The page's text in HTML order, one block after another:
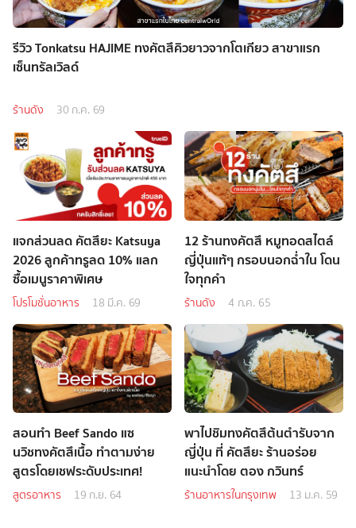
รีวิว Tonkatsu HAJIME ทงคัตสึคิวยาวจากโตเกียว สาขาแรก
เซ็นทรัลเวิลด์
ร้านดัง 30 ก.ค. 69
แจกส่วนลด คัตสึยะ Katsuya
2026 ลูกค้าทรูลด 10% แลก
ซื้อเมนูราคาพิเศษ
โปรโมชั่นอาหาร 18 มี.ค. 69
12 ร้านทงคัตสึ หมูทอดสไตล์
ญี่ปุ่นแท้ๆ กรอบนอกฉ่ำใน โดน
ใจทุกคำ
ร้านดัง 4 ก.ค. 65
สอนทำ Beef Sando แซ
นวิชทงคัตสึเนื้อ ทำตามง่าย
สูตรโดยเชฟระดับประเทศ!
สูตรอาหาร 19 ก.ย. 64
พาไปชิมทงคัตสึต้นตำรับจาก
ญี่ปุ่น ที่ คัตสึยะ ร้านอร่อย
แนะนำโดย ตอง กวินทร์
ร้านอาหารในกรุงเทพ 13 ม.ค. 59